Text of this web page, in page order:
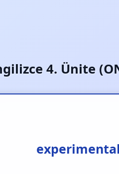
4. Ünite
experimental
deneysel